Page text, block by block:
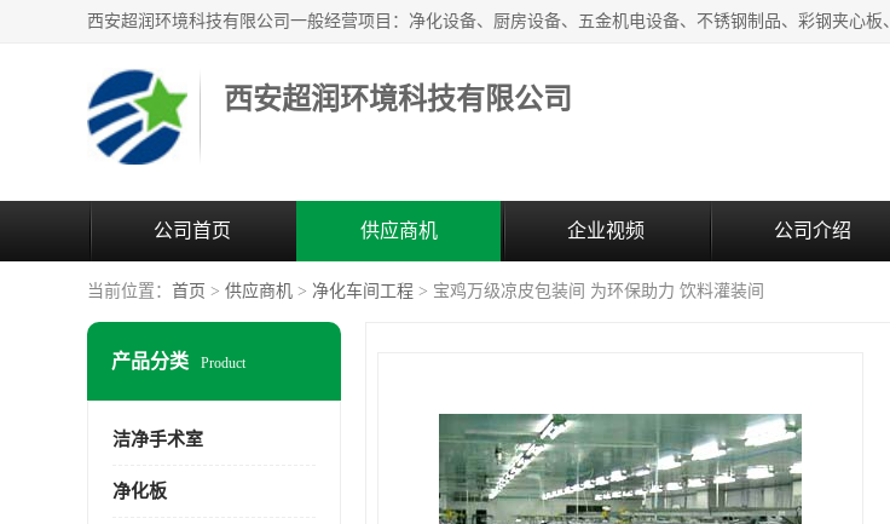
西安超润环境科技有限公司
公司首页 供应商机 企业视频 公司介绍
当前位置： 首页 > 供应商机 > 净化车间工程 > 宝鸡万级凉皮包装间 为环保助力 饮料灌装间
产品分类 Product
洁净手术室
净化板